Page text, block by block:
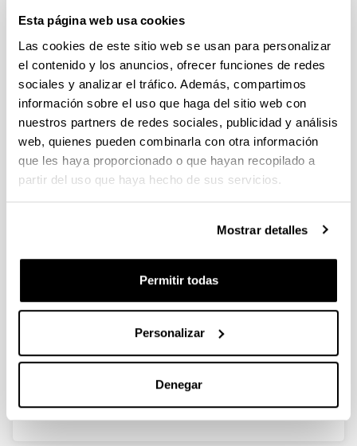
Esta página web usa cookies
Las cookies de este sitio web se usan para personalizar
el contenido y los anuncios, ofrecer funciones de redes
sociales y analizar el tráfico. Además, compartimos
información sobre el uso que haga del sitio web con
nuestros partners de redes sociales, publicidad y análisis
web, quienes pueden combinarla con otra información
que les haya proporcionado o que hayan recopilado a
partir del uso que haya hecho de sus servicios.
Mostrar detalles
Permitir todas
Personalizar
Denegar
ENLIGHT European Dialogue 2025
Clima
gracias a los altos niveles de pluviometría durante todo
el año. Las temperaturas suelen ser suaves, aunque no
se espera un clima ni temperaturas tan cálidas como en
el sur de España.
Temperaturas mínimas y máximas medias de mayo en